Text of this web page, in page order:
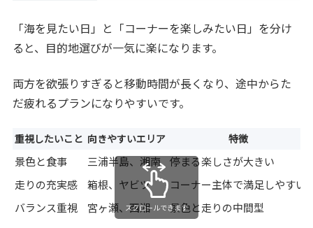
「海を見たい日」と「コーナーを楽しみたい日」を分け
ると、目的地選びが一気に楽になります。
両方を欲張りすぎると移動時間が長くなり、途中からた
だ疲れるプランになりやすいです。
重視したいこと 向きやすいエリア 特徴
景色と食事 三浦半島、湘南
停まる楽しさが大きい
走りの充実感
箱根、ヤビツ
コーナー主体で満足しやすい
バランス重視
宮ヶ瀬、西湘 景色と走りの中間型
スクロールできます